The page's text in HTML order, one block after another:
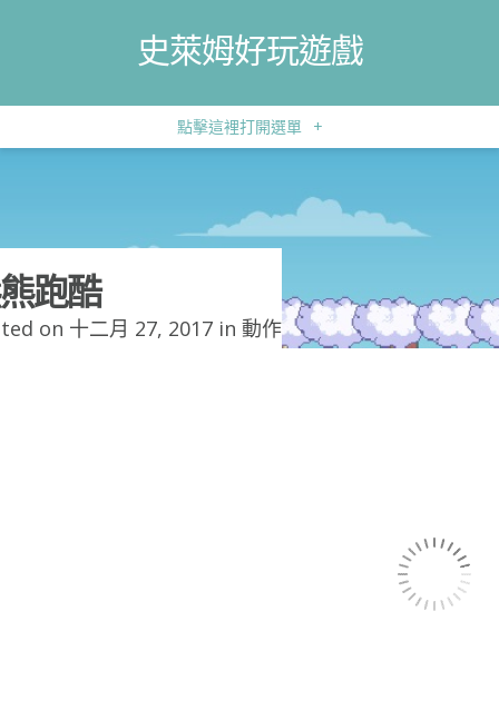
史萊姆好玩遊戲
點擊這裡打開選單 +
跑酷
on 十二月 27, 2017 in 動作